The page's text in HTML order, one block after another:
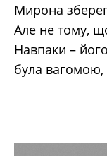
Мирона
Але не тому,
Навпаки –
була